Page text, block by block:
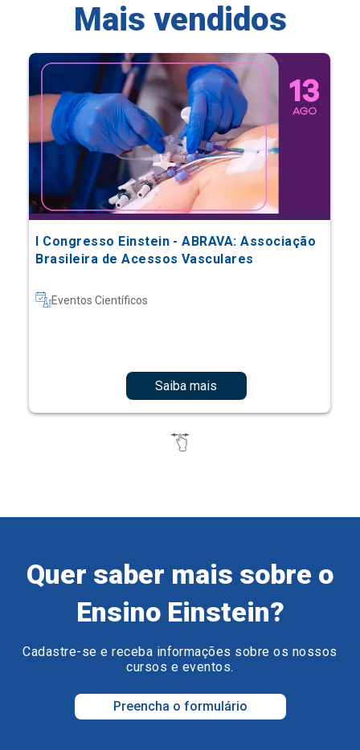
Mais vendidos
I Congresso Einstein - ABRAVA: Associação
Brasileira de Acessos Vasculares
Eventos Científicos
Saiba mais
Quer saber mais sobre o
Ensino Einstein?
Cadastre-se e receba informações sobre os nossos
cursos e eventos.
Preencha o formulário